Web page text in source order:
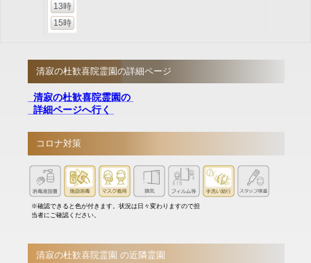
13時
15時
清寂の杜歓喜院霊園の詳細ページ
清寂の杜歓喜院霊園の
詳細ページへ行く
コロナ対策
※確認できると色が付きます。状況は日々変わりますので担
当者にご確認ください。
清寂の杜歓喜院霊園 の近隣霊園